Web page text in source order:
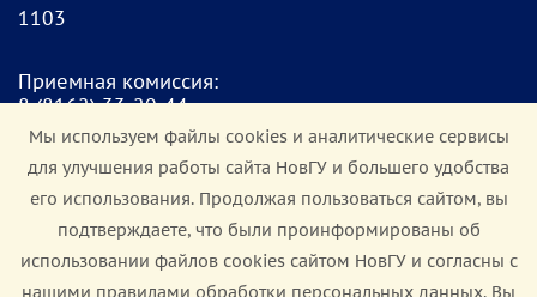
1103
Приемная комиссия:
8(8162) 33-20-44
pk@novsu.ru
Чат для абитуриентов:
https://clc.li/Terrt
Мы в соцсетях:
Мы используем файлы cookies и аналитические сервисы
для улучшения работы сайта НовГУ и большего удобства
его использования. Продолжая пользоваться сайтом, вы
подтверждаете, что были проинформированы об
использовании файлов cookies сайтом НовГУ и согласны с
нашими правилами обработки персональных данных. Вы